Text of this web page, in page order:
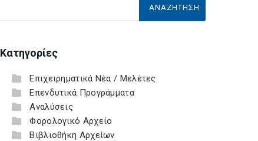
Κατηγορίες
Επιχειρηματικά Νέα / Μελέτες
Επενδυτικά Προγράμματα
Αναλύσεις
Φορολογικό Αρχείο
Βιβλιοθήκη Αρχείων